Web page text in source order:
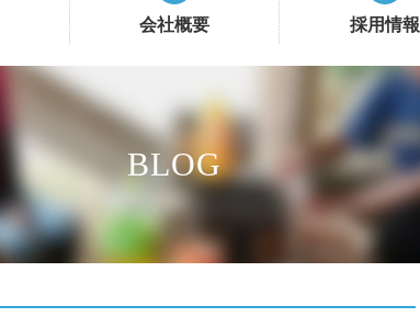
会社概要 採用情報
BLOG